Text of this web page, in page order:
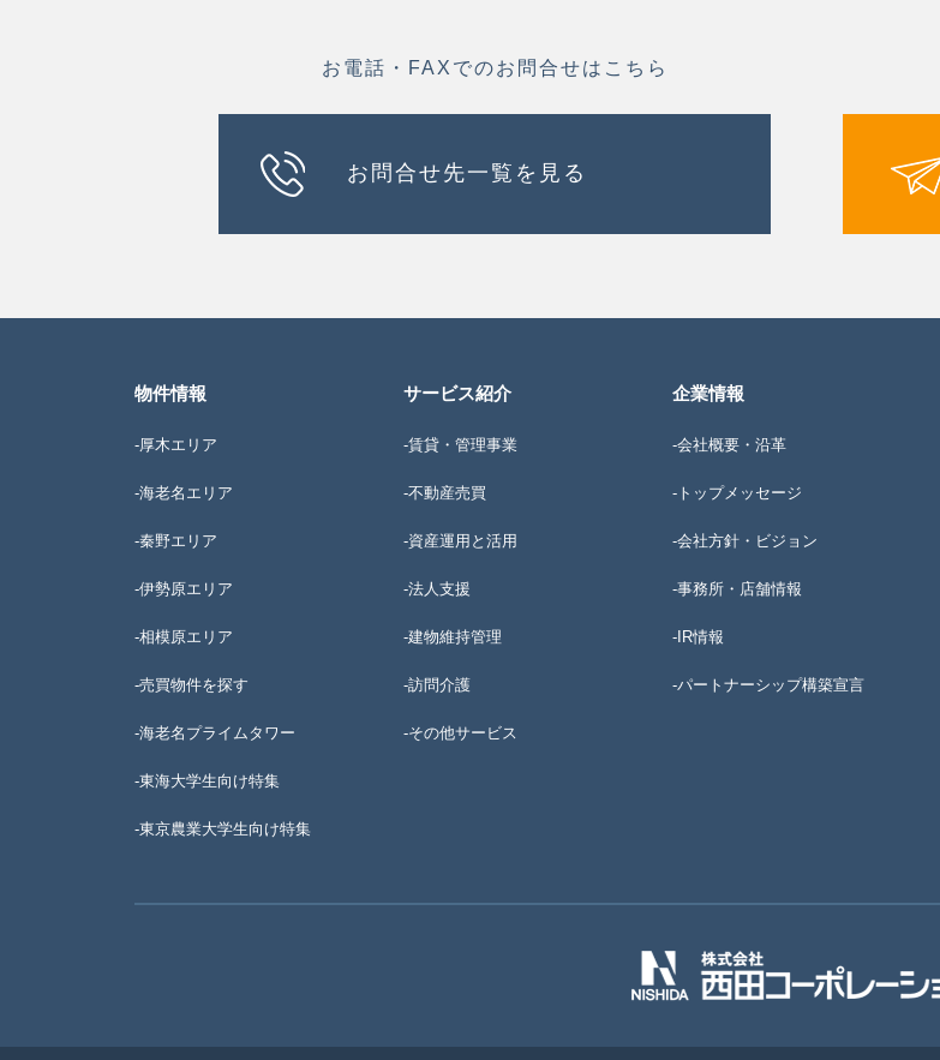
お電話・FAXでのお問合せはこちら
お問合せ先一覧を見る
物件情報
-厚木エリア
-海老名エリア
-秦野エリア
-伊勢原エリア
-相模原エリア
-売買物件を探す
-海老名プライムタワー
-東海大学生向け特集
-東京農業大学生向け特集
サービス紹介
-賃貸・管理事業
-不動産売買
-資産運用と活用
-法人支援
-建物維持管理
-訪問介護
-その他サービス
企業情報
-会社概要・沿革
-トップメッセージ
-会社方針・ビジョン
-事務所・店舗情報
-IR情報
-パートナーシップ構築宣言